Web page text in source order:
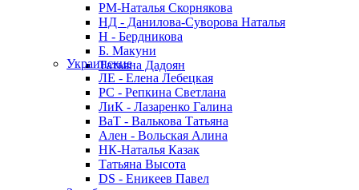
РМ-Наталья Скорнякова
НД - Данилова-Суворова Наталья
Н - Бердникова
Б. Макуни
Татьяна Дадоян
Украинские
ЛЕ - Елена Лебецкая
РС - Репкина Светлана
ЛиК - Лазаренко Галина
ВаТ - Валькова Татьяна
Ален - Вольская Алина
НК-Наталья Казак
Татьяна Высота
DS - Еникеев Павел